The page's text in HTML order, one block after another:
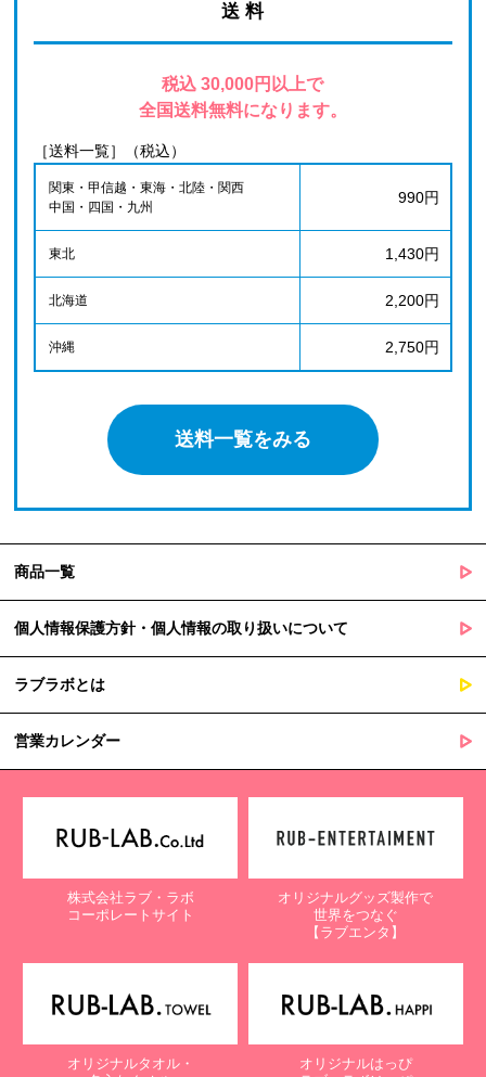
送 料
税込 30,000円以上で
全国送料無料になります。
［送料一覧］（税込）
関東・甲信越・東海・北陸・関西
中国・四国・九州
990円
東北 1,430円
北海道 2,200円
沖縄 2,750円
送料一覧をみる
商品一覧
個人情報保護方針・個人情報の取り扱いについて
ラブラボとは
営業カレンダー
株式会社ラブ・ラボ
コーポレートサイト
オリジナルグッズ製作で
世界をつなぐ
【ラブエンタ】
オリジナルタオル・
オリジナルはっぴ